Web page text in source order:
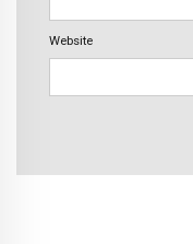
Website